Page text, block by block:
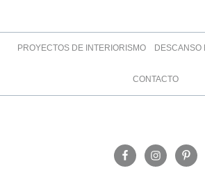
PROYECTOS DE INTERIORISMO DESCANSO
CONTACTO